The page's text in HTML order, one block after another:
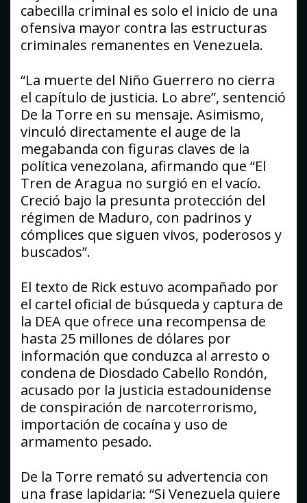
cabecilla criminal es solo el inicio de una
ofensiva mayor contra las estructuras
criminales remanentes en Venezuela.
“La muerte del Niño Guerrero no cierra
el capítulo de justicia. Lo abre”, sentenció
De la Torre en su mensaje. Asimismo,
vinculó directamente el auge de la
megabanda con figuras claves de la
política venezolana, afirmando que “El
Tren de Aragua no surgió en el vacío.
Creció bajo la presunta protección del
régimen de Maduro, con padrinos y
cómplices que siguen vivos, poderosos y
buscados”.
El texto de Rick estuvo acompañado por
el cartel oficial de búsqueda y captura de
la DEA que ofrece una recompensa de
hasta 25 millones de dólares por
información que conduzca al arresto o
condena de Diosdado Cabello Rondón,
acusado por la justicia estadounidense
de conspiración de narcoterrorismo,
importación de cocaína y uso de
armamento pesado.
De la Torre remató su advertencia con
una frase lapidaria: “Si Venezuela quiere